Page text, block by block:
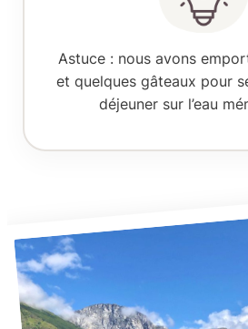
Astuce :nous avons
et quelques gâteaux pour
déjeuner sur l’eau